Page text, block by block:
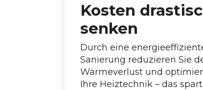
Kosten
senken
Durch eine
Sanierung reduzieren Sie
Wärmeverlust und
Ihre Heiztechnik – das spart